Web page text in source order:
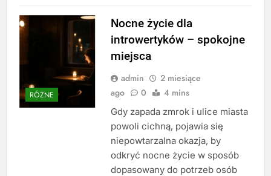
RÓŻNE
Nocne życie dla
introwertyków – spokojne
miejsca
admin
2 miesiące
ago
0 4 mins
Gdy zapada zmrok i ulice miasta
powoli cichną, pojawia się
niepowtarzalna okazja, by
odkryć nocne życie w sposób
dopasowany do potrzeb osób